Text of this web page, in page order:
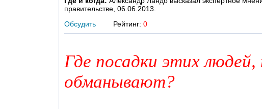
правительстве, 06.06.2013.
Обсудить
Рейтинг: 0
Где посадки этих
обманывают?